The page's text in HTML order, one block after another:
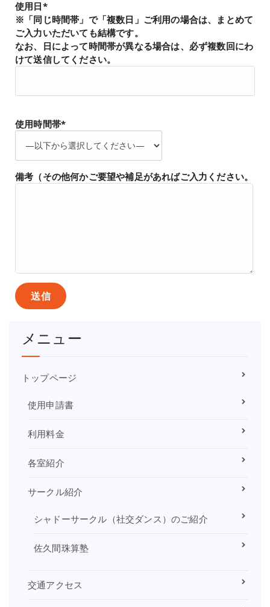
使用日*
※「同じ時間帯」で「複数日」ご利用の場合は、まとめて
ご入力いただいても結構です。
なお、日によって時間帯が異なる場合は、必ず複数回にわ
けて送信してください。
使用時間帯*
備考（その他何かご要望や補足があればご入力ください。
メニュー
トップページ
使用申請書
利用料金
各室紹介
サークル紹介
シャドーサークル（社交ダンス）のご紹介
佐久間珠算塾
交通アクセス